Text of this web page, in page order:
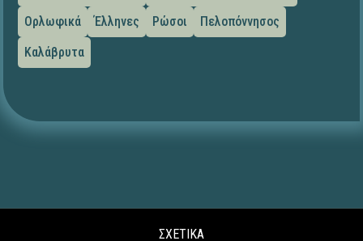
Ορλωφικά
Έλληνες Ρώσοι
Πελοπόννησος
Καλάβρυτα
ΣΧΕΤΙΚΑ